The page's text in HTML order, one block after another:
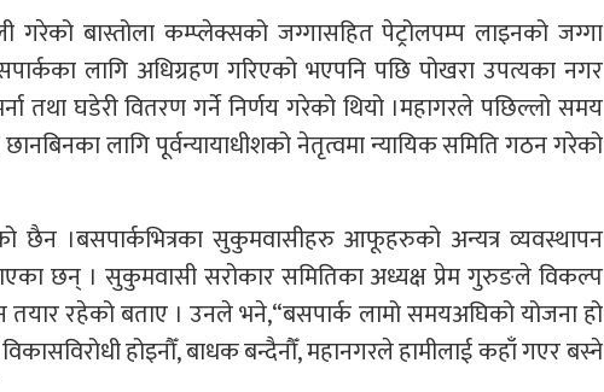
बास्तोला कम्प्लेक्सको जग्गासहित पेट्रोलपम्प लाइनको जग्गा
लागि अधिग्रहण गरिएको भएपनि पछि पोखरा उपत्यका नगर
तथा घडेरी वितरण गर्ने निर्णय गरेको थियो ।महागरले पछिल्लो समय
लागि पूर्वन्यायाधीशको नेतृत्वमा न्यायिक समिति गठन गरेको
।बसपार्कभित्रका सुकुमवासीहरु आफूहरुको अन्यत्र व्यवस्थापन
छन् । सुकुमवासी सरोकार समितिका अध्यक्ष प्रेम गुरुङले विकल्प
रहेको बताए । उनले भने,“बसपार्क लामो समयअघिको योजना हो
होइनौँ, बाधक बन्दैनौँ, महानगरले हामीलाई कहाँ गएर बस्ने